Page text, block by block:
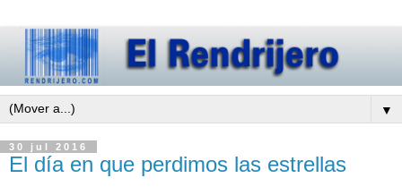
▼
30 jul 2016
El día en que perdimos las estrellas